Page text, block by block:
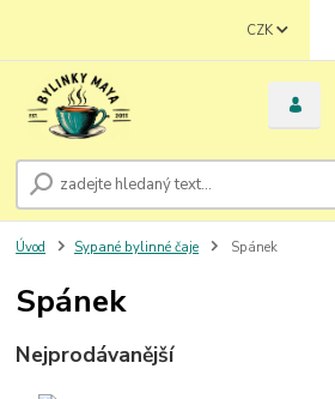
CZK
Úvod Sypané bylinné čaje Spánek
Spánek
Nejprodávanější